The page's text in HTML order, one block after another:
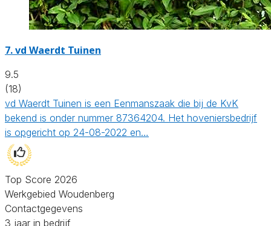
7.vd Waerdt Tuinen
9.5
(18)
vd Waerdt Tuinen is een Eenmanszaak die bij de KvK
bekend is onder nummer 87364204. Het hoveniersbedrijf
is opgericht op 24-08-2022 en…
Top Score 2026
Werkgebied Woudenberg
Contactgegevens
3 jaar in bedrijf